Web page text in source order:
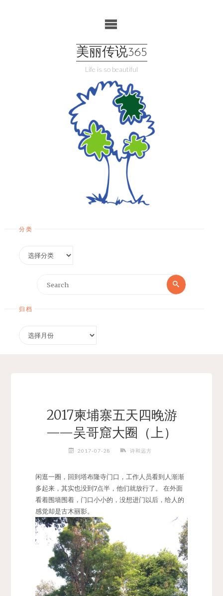
美丽传说365
Life is so beautiful
分类
Search
Search
归档
2017柬埔寨五天四晚游
——吴哥窟大圈（上）
2017-07-28 诗和远方
闲逛一圈，回到塔布隆寺门口，工作人员看到人渐渐
多起来，其实也没到7点半，他们就放行了。 在外面
看着围墙围着，门口小小的，没想进门以后，给人的
感觉却是古木丽影。